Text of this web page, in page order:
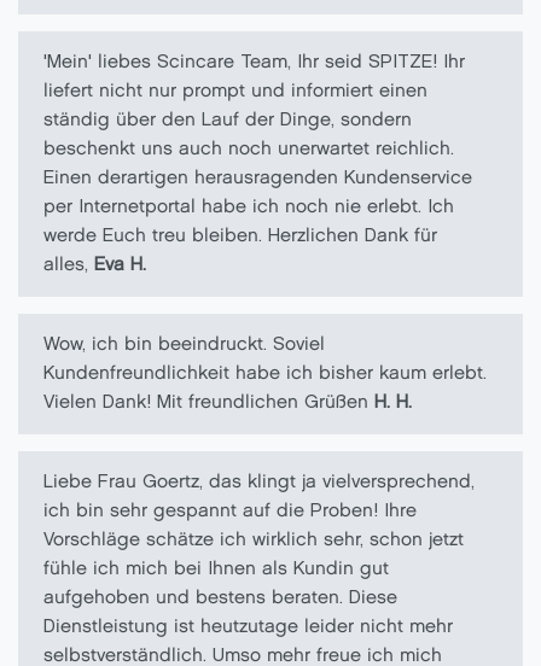
'Mein' liebes Scincare Team, Ihr seid SPITZE! Ihr
liefert nicht nur prompt und informiert einen
ständig über den Lauf der Dinge, sondern
beschenkt uns auch noch unerwartet reichlich.
Einen derartigen herausragenden Kundenservice
per Internetportal habe ich noch nie erlebt. Ich
werde Euch treu bleiben. Herzlichen Dank für
alles, Eva H.
Wow, ich bin beeindruckt. Soviel
Kundenfreundlichkeit habe ich bisher kaum erlebt.
Vielen Dank! Mit freundlichen Grüßen H. H.
Liebe Frau Goertz, das klingt ja vielversprechend,
ich bin sehr gespannt auf die Proben! Ihre
Vorschläge schätze ich wirklich sehr, schon jetzt
fühle ich mich bei Ihnen als Kundin gut
aufgehoben und bestens beraten. Diese
Dienstleistung ist heutzutage leider nicht mehr
selbstverständlich. Umso mehr freue ich mich